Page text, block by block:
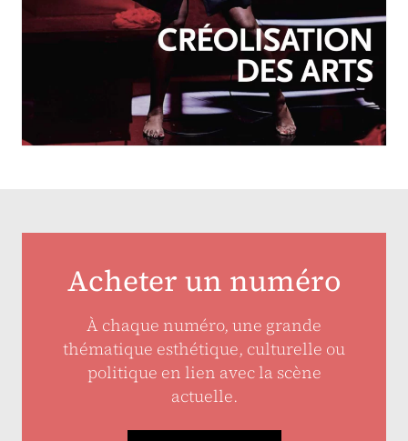
OCTOBRE-DÉCEMBRE 2025
Créolisation des arts
Acheter un numéro
À chaque numéro, une grande
thématique esthétique, culturelle ou
politique en lien avec la scène
actuelle.